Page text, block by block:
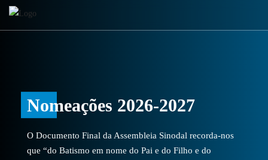
Nomeações 2026-2027
O Documento Final da Assembleia Sinodal recorda-nos
que “do Batismo em nome do Pai e do Filho e do